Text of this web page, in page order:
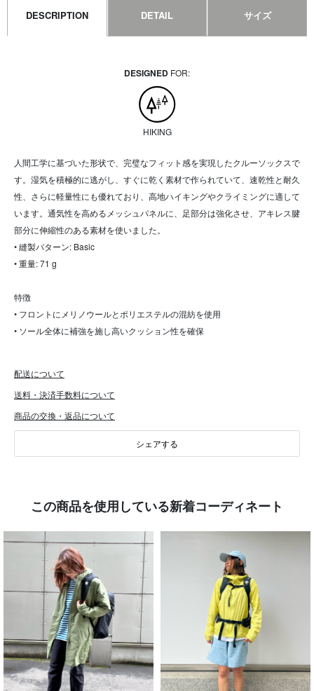
DESCRIPTION DETAIL サイズ
DESIGNED FOR:
HIKING
人間工学に基づいた形状で、完璧なフィット感を実現したクルーソックスで
す。湿気を積極的に逃がし、すぐに乾く素材で作られていて、速乾性と耐久
性、さらに軽量性にも優れており、高地ハイキングやクライミングに適して
います。通気性を高めるメッシュパネルに、足部分は強化させ、アキレス腱
部分に伸縮性のある素材を使いました。
• 縫製パターン: Basic
• 重量: 71 g
特徴
• フロントにメリノウールとポリエステルの混紡を使用
• ソール全体に補強を施し高いクッション性を確保
配送について
送料・決済手数料について
商品の交換・返品について
シェアする
この商品を使用している新着コーディネート